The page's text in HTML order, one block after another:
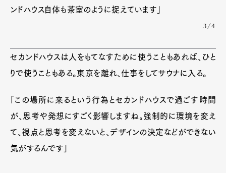
ンドハウス自体も茶室のように捉えています」
3/4
セカンドハウスは人をもてなすために使うこともあれば、ひと
りで使うこともある。東京を離れ、仕事をしてサウナに入る。
「この場所に来るという行為とセカンドハウスで過ごす時間
が、思考や発想にすごく影響しますね。強制的に環境を変え
て、視点と思考を変えないと、デザインの決定などができない
気がするんです」